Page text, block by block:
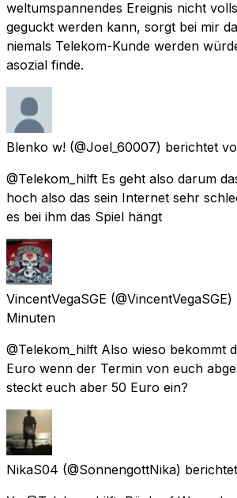
weltumspannendes Ereignis nicht
geguckt werden kann, sorgt bei mir
niemals Telekom-Kunde werden
asozial finde.
Blenko w! (@Joel_60007) berichtet
@Telekom_hilft Es geht also darum
hoch also das sein Internet sehr
es bei ihm das Spiel hängt
VincentVegaSGE
Minuten
@Telekom_hilft Also wieso bekommt
Euro wenn der Termin von euch
steckt euch aber 50 Euro ein?
NikaS04 (@SonnengottNika) berichtet